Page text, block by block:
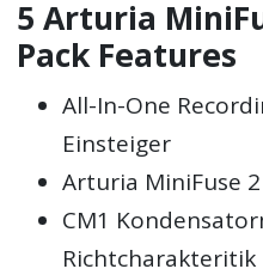
5 Arturia
Pack Features
All-In-One
Einsteiger
Arturia MiniFuse 2
CM1
Richtcharakteritik